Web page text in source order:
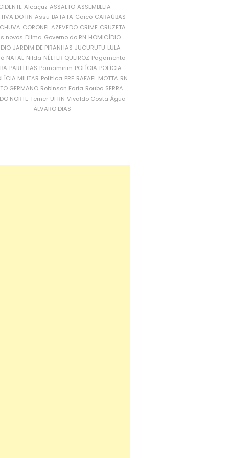
Alcaçuz ASSALTO ASSEMBLEIA
DO RN Assu BATATA Caicó CARAÚBAS
CORONEL AZEVEDO CRIME CRUZETA
novos Dilma Governo do RN HOMICÍDIO
JARDIM DE PIRANHAS JUCURUTU LULA
NATAL Nilda NÉLTER QUEIROZ Pagamento
PARELHAS Parnamirim POLÍCIA POLÍCIA
MILITAR Política PRF RAFAEL MOTTA RN
GERMANO Robinson Faria Roubo SERRA
NORTE Temer UFRN Vivaldo Costa Água
ÁLVARO DIAS